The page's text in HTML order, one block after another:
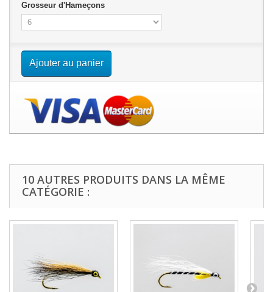
Grosseur d'Hameçons
Ajouter au panier
10 AUTRES PRODUITS DANS LA MÊME
CATÉGORIE :